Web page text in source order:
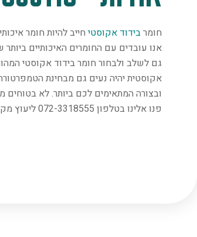
חומרבידוד אקוסטי חייב להיות חומר
אנו עובדים עם החומרים האיכותיים
גם לשלב ולבחור חומר בידוד אקוסטי
אקוסטית יהיה נעים גם מבחינת
ובצורה המתאימים לכם ביותר. לא
פנו אלינו בטלפון 072-3318555 ליעוץ מקצועי עבור הפתרון המתאים ביותר.